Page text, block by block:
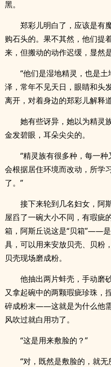
黑。
郑彩儿明白了，应该是有
购石头的。果不其然，他们提
来，但搬动的动作迟缓，显然
“他们是湿地精灵，也是
泽，常年不见天日，眼睛和头
离开，对着身边的郑彩儿解释道
她有些讶异，她以为精灵
金发碧眼，耳朵尖尖的。
“精灵族有很多种，每一
会根据居住环境而改动，所学
了。”
接下来轮到几名妇女，阿
屋舀了一碗大小不同，有瑕疵
箱，阿斯丘说这是“贝箱”——
具，可以用来安放贝壳、贝粉
贝壳现场磨成粉。
他抽出两片蚌壳，手动磨
又拿起碗中的两颗瑕疵珍珠，
碎成粉末——这就是为什么他
风吹过就白用功了。
“这是用来敷脸的？”
“对，既然是敷脸的，就